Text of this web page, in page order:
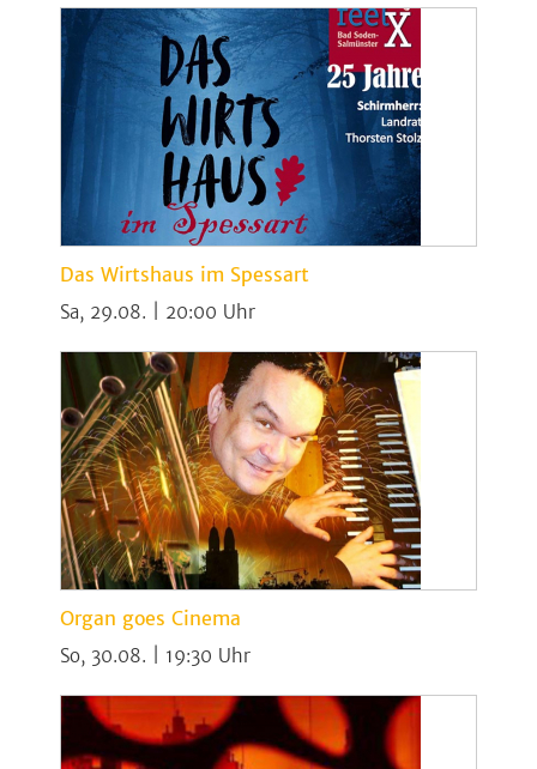
Das Wirtshaus im Spessart
Sa, 29.08. | 20:00
Organ goes Cinema
So, 30.08. | 19:30